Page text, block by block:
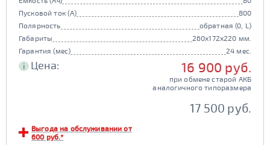
Пусковой ток (А)
800
Полярность
обратная (0, L)
Габариты
260x172x220 мм.
Гарантия (мес)
24 мес.
i Цена: 16 900 руб.
при обмене старой АКБ
аналогичного типоразмера
17 500 руб.
Выгода на обслуживании от
600 руб.*